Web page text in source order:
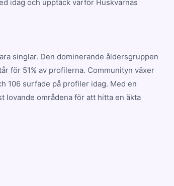
idag och upptäck varför Huskvarnas
singlar. Den dominerande åldersgruppen
för 51% av profilerna. Communityn växer
106 surfade på profiler idag. Med en
lovande områdena för att hitta en äkta